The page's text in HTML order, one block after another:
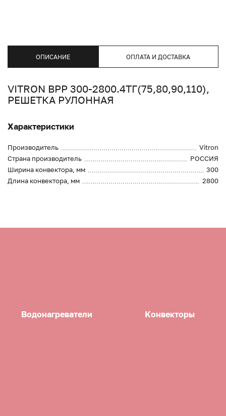
ОПИСАНИЕ ОПЛАТА И ДОСТАВКА
VITRON ВРР 300-2800.4ТГ(75,80,90,110),
РЕШЕТКА РУЛОННАЯ
Характеристики
Производитель
Vitron
Страна производитель
РОССИЯ
Ширина конвектора, мм
300
Длина конвектора, мм
2800
Водонагреватели Конвекторы